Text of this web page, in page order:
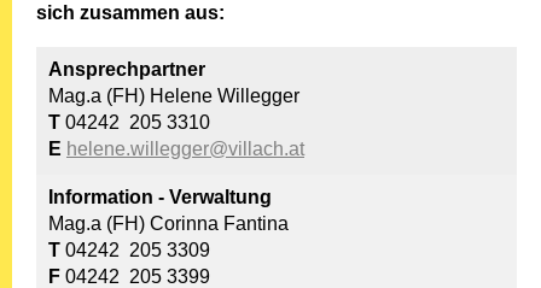
sich zusammen aus:
Ansprechpartner
Mag.a (FH) Helene Willegger
T 04242 205 3310
E helene.willegger@villach.at
Information - Verwaltung
Mag.a (FH) Corinna Fantina
T 04242 205 3309
F 04242 205 3399